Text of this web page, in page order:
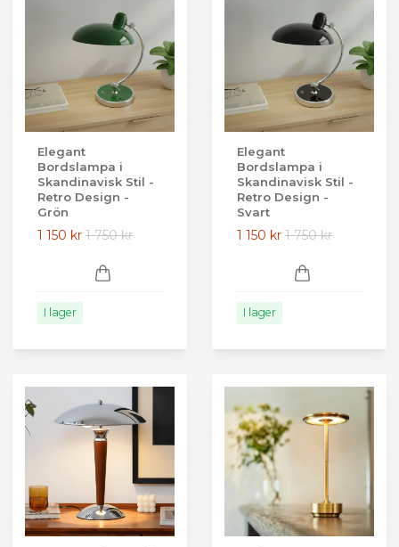
Elegant
Bordslampa i
Skandinavisk Stil -
Retro Design -
Grön
1 150 kr 1 750 kr
I lager
Elegant
Bordslampa i
Skandinavisk Stil -
Retro Design -
Svart
1 150 kr 1 750 kr
I lager